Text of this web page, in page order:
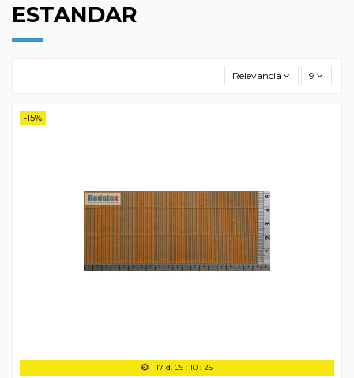
ESTANDAR
Relevancia 9
-15%
17 d. 09: 10: 24